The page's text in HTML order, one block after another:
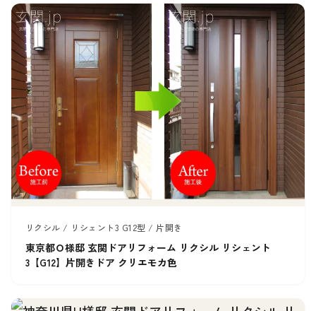
リクシル / リシェント3 G12型 / 片開き
東京都Ｏ様邸 玄関ドアリフォーム リクシル リシェント
3【G12】片開きドア クリエモカ色